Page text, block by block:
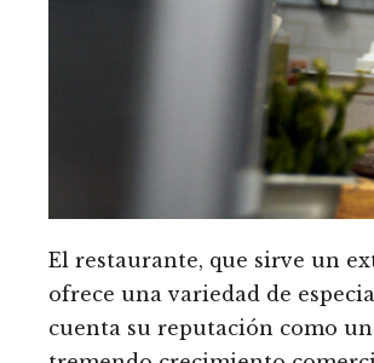
El restaurante, que sirve un
ofrece una variedad de
cuenta su reputación como